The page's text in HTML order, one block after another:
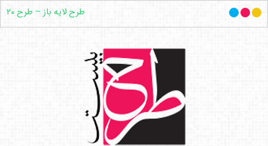
طرح لایه باز – طرح ۲۰